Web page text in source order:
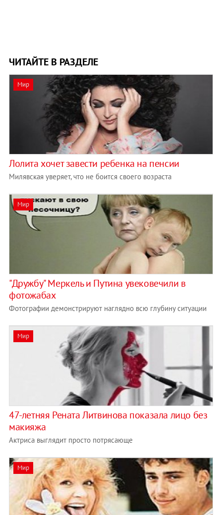
ЧИТАЙТЕ В РАЗДЕЛЕ
Мир
Лолита хочет завести ребенка на пенсии
Милявская уверяет, что не боится своего возраста
Мир
"Дружбу" Меркель и Путина увековечили в
фотожабах
Фотографии демонстрируют наглядно всю глубину ситуации
Мир
47-летняя Рената Литвинова показала лицо без
макияжа
Актриса выглядит просто потрясающе
Мир